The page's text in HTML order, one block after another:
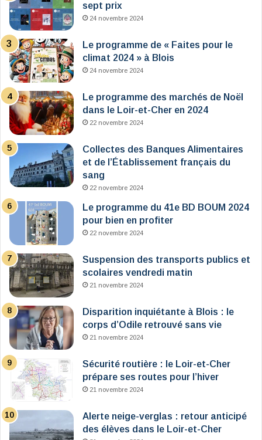
sept prix
24 novembre 2024
Le programme de « Faites pour le
climat 2024 » à Blois
24 novembre 2024
Le programme des marchés de Noël
dans le Loir-et-Cher en 2024
22 novembre 2024
Collectes des Banques Alimentaires
et de l’Établissement français du
sang
22 novembre 2024
Le programme du 41e BD BOUM 2024
pour bien en profiter
22 novembre 2024
Suspension des transports publics et
scolaires vendredi matin
21 novembre 2024
Disparition inquiétante à Blois : le
corps d’Odile retrouvé sans vie
21 novembre 2024
Sécurité routière : le Loir-et-Cher
prépare ses routes pour l’hiver
21 novembre 2024
Alerte neige-verglas : retour anticipé
des élèves dans le Loir-et-Cher